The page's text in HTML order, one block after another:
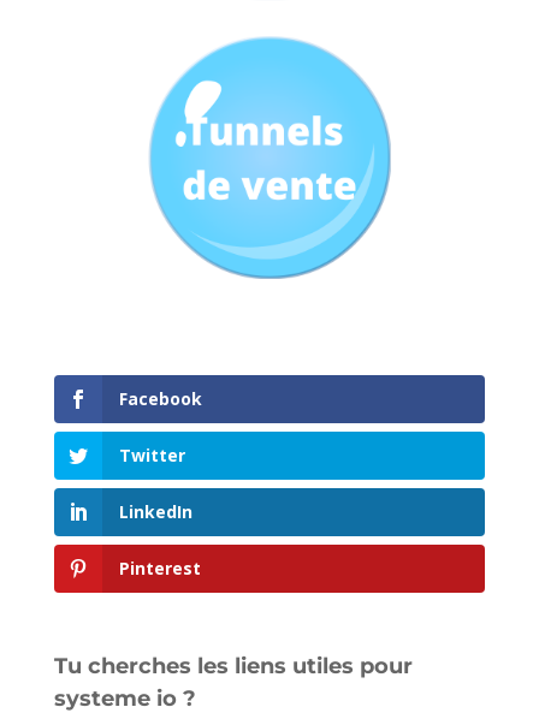
Facebook
Twitter
LinkedIn
Pinterest
Tu cherches les liens utiles pour
systeme io ?